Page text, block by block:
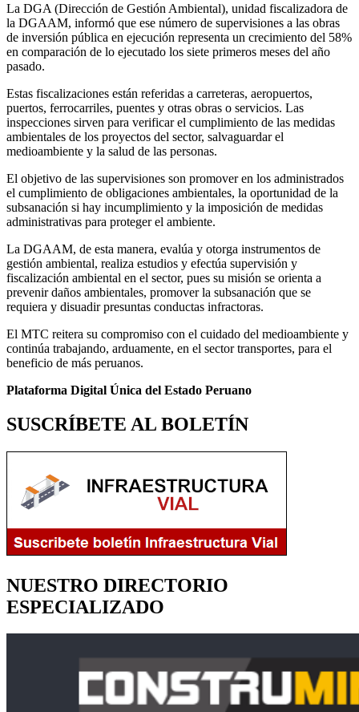
La DGA (Dirección de Gestión Ambiental), unidad fiscalizadora de
la DGAAM, informó que ese número de supervisiones a las obras
de inversión pública en ejecución representa un crecimiento del 58%
en comparación de lo ejecutado los siete primeros meses del año
pasado.
Estas fiscalizaciones están referidas a carreteras, aeropuertos,
puertos, ferrocarriles, puentes y otras obras o servicios. Las
inspecciones sirven para verificar el cumplimiento de las medidas
ambientales de los proyectos del sector, salvaguardar el
medioambiente y la salud de las personas.
El objetivo de las supervisiones son promover en los administrados
el cumplimiento de obligaciones ambientales, la oportunidad de la
subsanación si hay incumplimiento y la imposición de medidas
administrativas para proteger el ambiente.
La DGAAM, de esta manera, evalúa y otorga instrumentos de
gestión ambiental, realiza estudios y efectúa supervisión y
fiscalización ambiental en el sector, pues su misión se orienta a
prevenir daños ambientales, promover la subsanación que se
requiera y disuadir presuntas conductas infractoras.
El MTC reitera su compromiso con el cuidado del medioambiente y
continúa trabajando, arduamente, en el sector transportes, para el
beneficio de más peruanos.
Plataforma Digital Única del Estado Peruano
SUSCRÍBETE AL BOLETÍN
NUESTRO DIRECTORIO
ESPECIALIZADO